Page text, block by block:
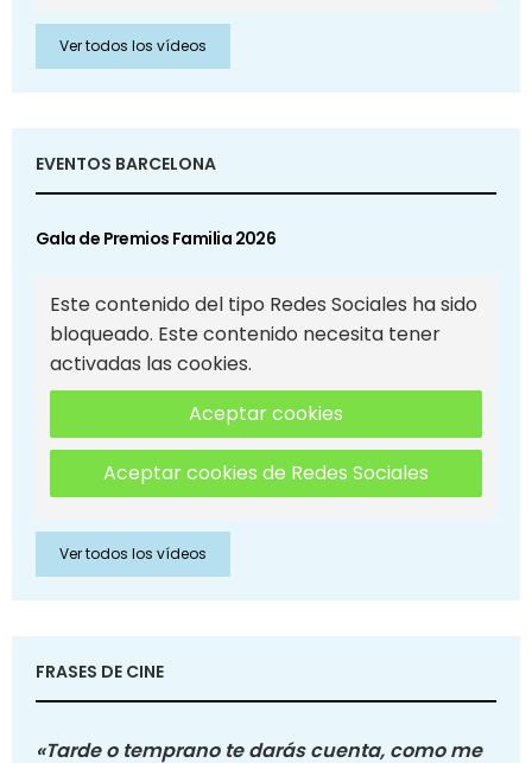
Ver todos los vídeos
EVENTOS BARCELONA
Gala de Premios Familia 2026
Este contenido del tipo Redes Sociales ha sido
bloqueado. Este contenido necesita tener
activadas las cookies.
Aceptar cookies
Aceptar cookies de Redes Sociales
Ver todos los vídeos
FRASES DE CINE
«Tarde o temprano te darás cuenta, como me